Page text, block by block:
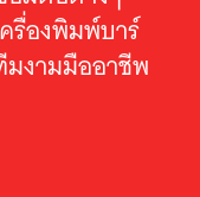
รื่องพิมพ์บาร์
มงามมืออาชีพ